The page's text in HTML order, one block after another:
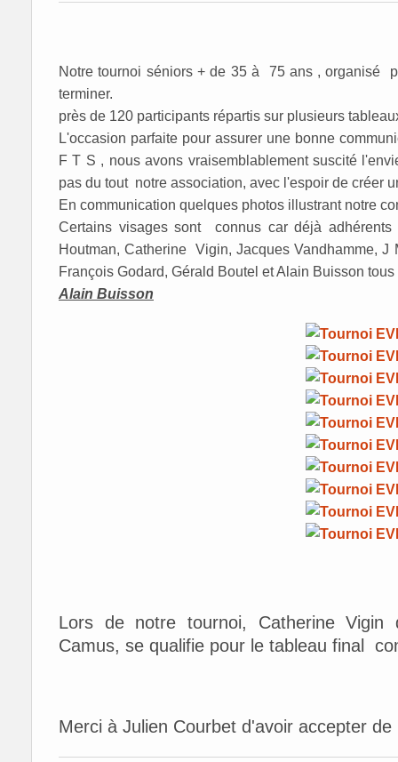
Notre tournoi séniors + de 35 à 75 ans , organisé
terminer.
près de 120 participants répartis sur plusieurs
L'occasion parfaite pour assurer une bonne
F T S , nous avons vraisemblablement suscité
pas du tout notre association, avec l'espoir de créer
En communication quelques photos illustrant notre
Certains visages sont connus car déjà
Houtman, Catherine Vigin, Jacques Vandhamme,
François Godard, Gérald Boutel et Alain Buisson
Alain Buisson
Lors de notre tournoi, Catherine Vigin
Camus, se qualifie pour le tableau final
Merci à Julien Courbet d'avoir accepter